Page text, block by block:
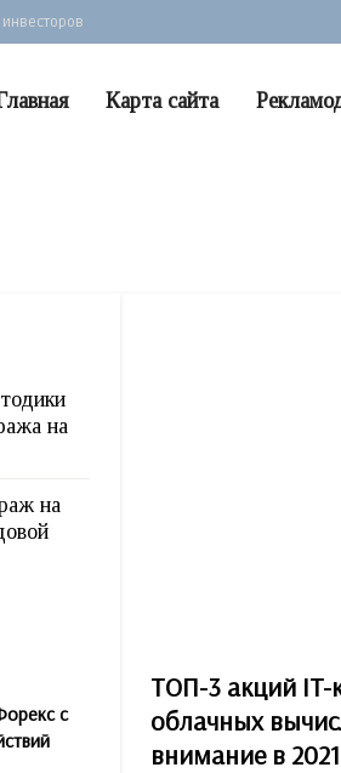
Карта сайта
на
на
с
ТОП-3 акций IT-
облачных
внимание в